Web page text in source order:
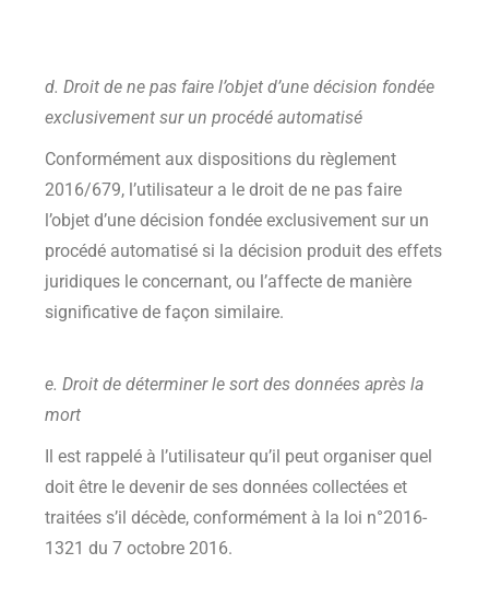
d. Droit de ne pas faire l’objet d’une décision fondée
exclusivement sur un procédé automatisé
Conformément aux dispositions du règlement
2016/679, l’utilisateur a le droit de ne pas faire
l’objet d’une décision fondée exclusivement sur un
procédé automatisé si la décision produit des effets
juridiques le concernant, ou l’affecte de manière
significative de façon similaire.
e. Droit de déterminer le sort des données après la
mort
Il est rappelé à l’utilisateur qu’il peut organiser quel
doit être le devenir de ses données collectées et
traitées s’il décède, conformément à la loi n°2016-
1321 du 7 octobre 2016.